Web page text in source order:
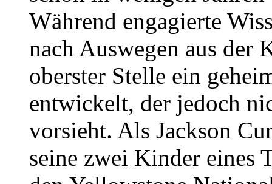
Während engagierte
nach Auswegen aus der
oberster Stelle ein
entwickelt, der jedoch
vorsieht. Als Jackson
seine zwei Kinder eines